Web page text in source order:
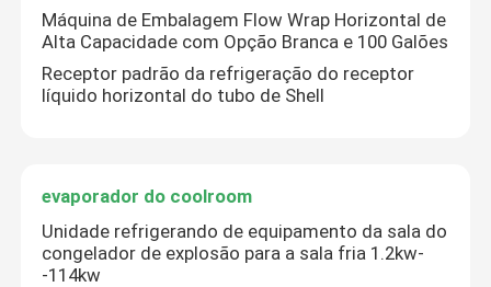
Máquina de Embalagem Flow Wrap Horizontal de
Alta Capacidade com Opção Branca e 100 Galões
Receptor padrão da refrigeração do receptor
líquido horizontal do tubo de Shell
evaporador do coolroom
Unidade refrigerando de equipamento da sala do
congelador de explosão para a sala fria 1.2kw-
-114kw